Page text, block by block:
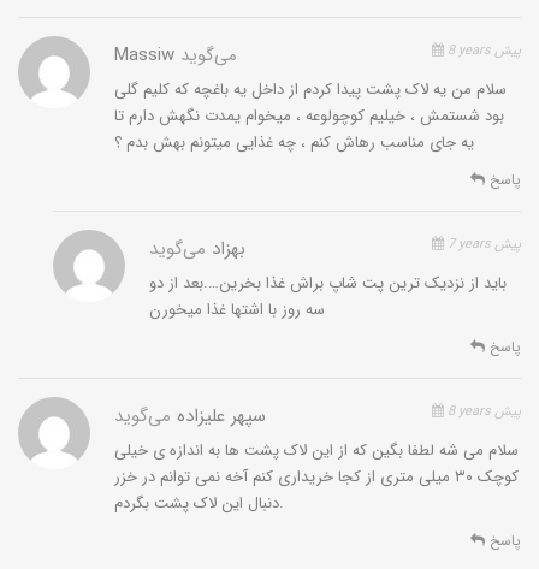
Massiw می‌گوید 8 years پیش
سلام من یه لاک پشت پیدا کردم از داخل یه باغچه که کلیم گلی
بود شستمش ، خیلیم کوچولوعه ، میخوام یمدت نگهش دارم تا
یه جای مناسب رهاش کنم ، چه غذایی میتونم بهش بدم ؟
پاسخ
بهزاد می‌گوید 7 years پیش
باید از نزدیک ترین پت شاپ براش غذا بخرین….بعد از دو
سه روز با اشتها غذا میخورن
پاسخ
سپهر علیزاده می‌گوید 8 years پیش
سلام می شه لطفا بگین که از این لاک پشت ها به اندازه ی خیلی
کوچک ۳۰ میلی متری از کجا خریداری کنم آخه نمی توانم در خزر
دنبال این لاک پشت بگردم.
پاسخ